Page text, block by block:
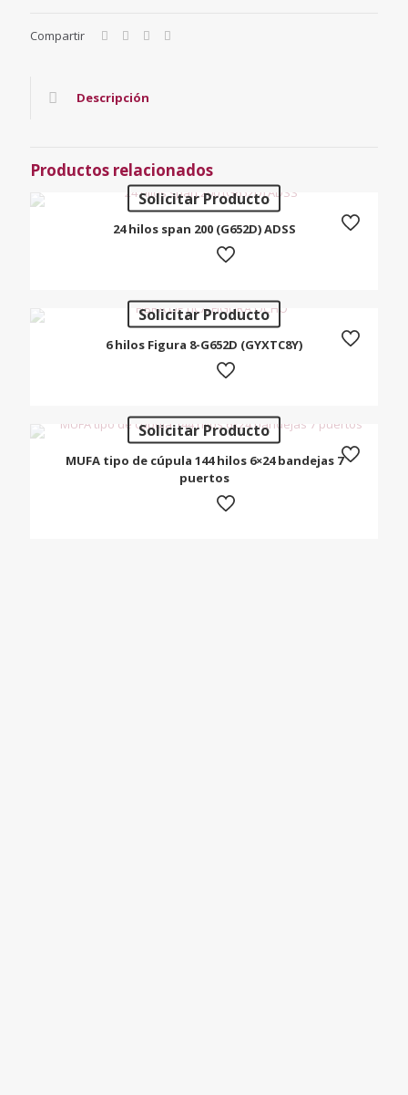
Compartir
Descripción
Productos relacionados
Solicitar Producto
24 hilos span 200 (G652D) ADSS
Solicitar Producto
6 hilos Figura 8-G652D (GYXTC8Y)
Solicitar Producto
MUFA tipo de cúpula 144 hilos 6×24 bandejas 7
puertos